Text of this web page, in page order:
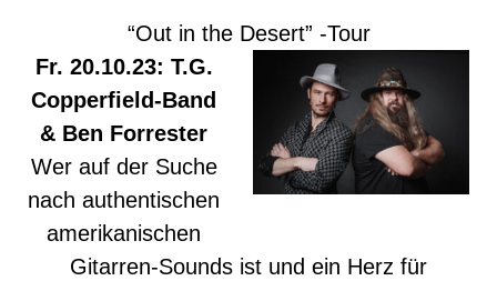
“Out in the Desert” -Tour
Fr. 20.10.23: T.G.
Copperfield-Band
& Ben Forrester
Wer auf der Suche
nach authentischen
amerikanischen
Gitarren-Sounds ist und ein Herz für